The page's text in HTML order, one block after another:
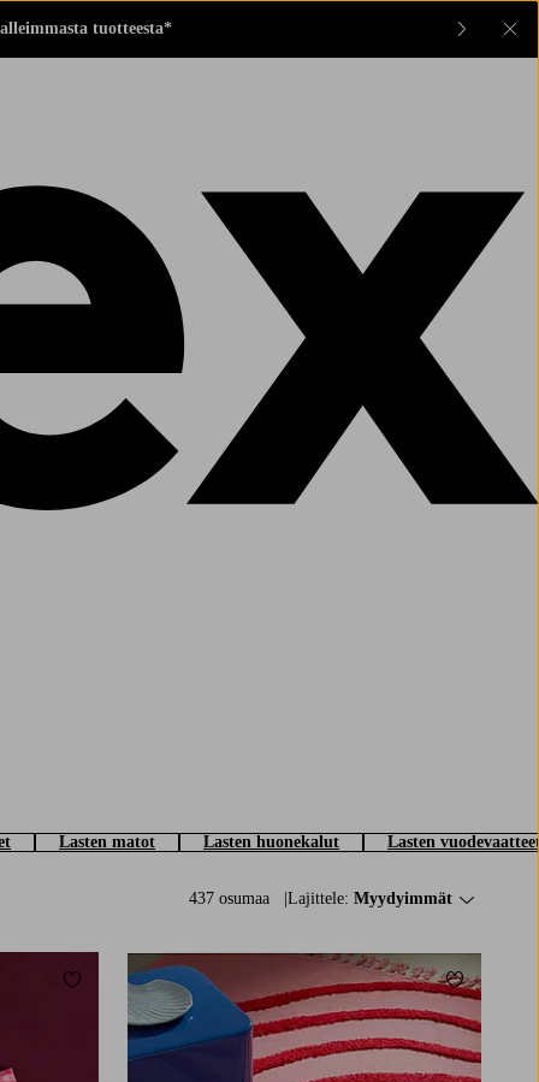
tuotteesta*
Lasten matot Lasten huonekalut Lasten
437 osumaa Lajittele: Myydyimmät
Lisää suosikkeihin Lisää
130X190160X230